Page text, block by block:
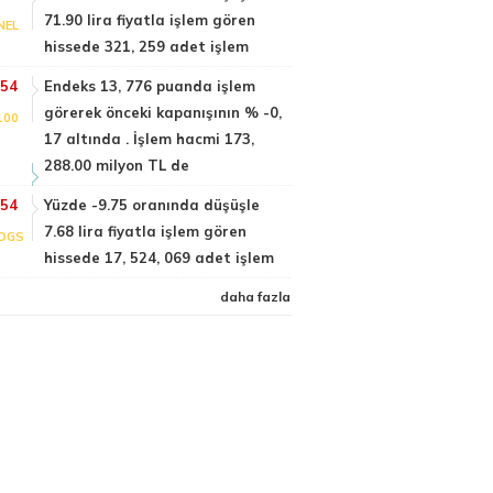
71.90 lira fiyatla işlem gören
hissede 321, 259 adet işlem
Endeks 13, 776 puanda işlem
görerek önceki kapanışının % -0,
17 altında . İşlem hacmi 173,
288.00 milyon TL de
Yüzde -9.75 oranında düşüşle
7.68 lira fiyatla işlem gören
hissede 17, 524, 069 adet işlem
daha fazla